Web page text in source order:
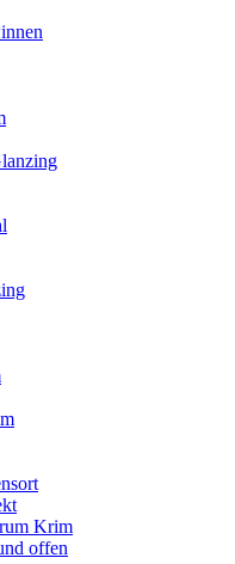
Krim
offen